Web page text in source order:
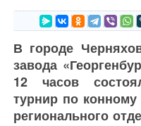
В городе
завода
12 часов
турнир по конному
регионального